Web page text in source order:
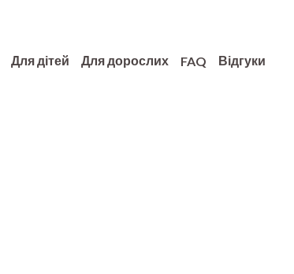
Для дітей Для дорослих FAQ Відгуки